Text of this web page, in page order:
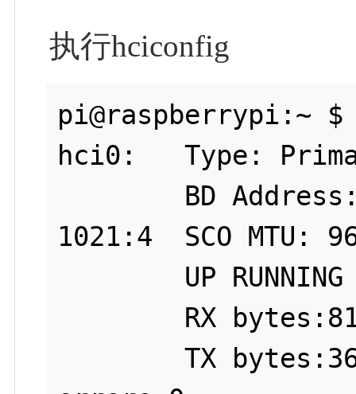
执行hciconfig
pi@raspberrypi:~
hci0:	Type: Primary  Bus: USB
1021:4  SCO MTU:
	TX bytes:3683 acl:0 sco:0 commands:62